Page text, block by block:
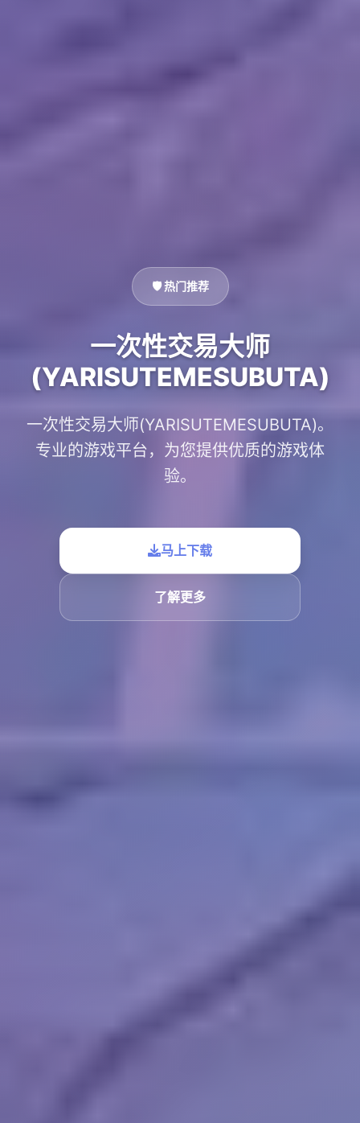
🛡️ 热门推荐
一次性交易大师
(YARISUTEMESUBUTA)
一次性交易大师(YARISUTEMESUBUTA)。
专业的游戏平台，为您提供优质的游戏体
验。
马上下载
了解更多